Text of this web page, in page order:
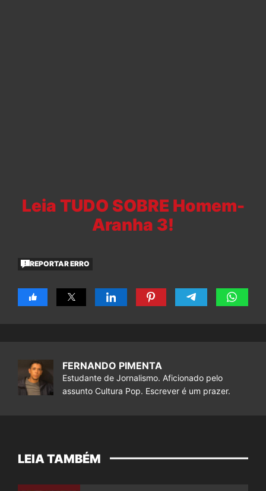
Leia TUDO SOBRE Homem-
Aranha 3!
REPORTAR ERRO
FERNANDO PIMENTA
Estudante de Jornalismo. Aficionado pelo
assunto Cultura Pop. Escrever é um prazer.
LEIA TAMBÉM